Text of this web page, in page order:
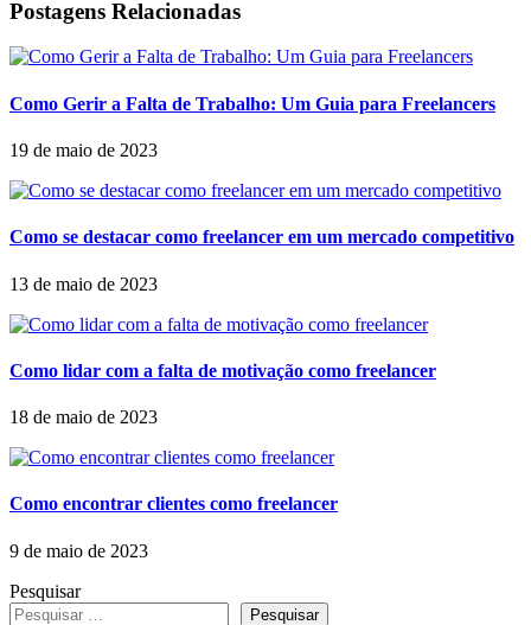
Postagens Relacionadas
Como Gerir a Falta de Trabalho: Um Guia para Freelancers
19 de maio de 2023
Como se destacar como freelancer em um mercado competitivo
13 de maio de 2023
Como lidar com a falta de motivação como freelancer
18 de maio de 2023
Como encontrar clientes como freelancer
9 de maio de 2023
Pesquisar
Pesquisar